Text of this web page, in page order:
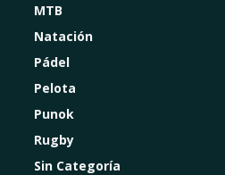
MTB
Natación
Pádel
Pelota
Punok
Rugby
Sin Categoría